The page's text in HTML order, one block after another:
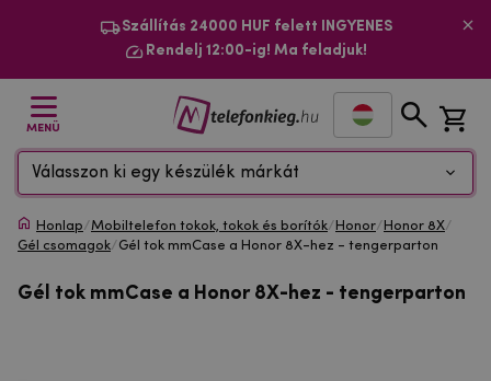
Szállítás 24000 HUF felett INGYENES
Rendelj 12:00-ig! Ma feladjuk!
MENÜ
Válasszon ki egy készülék márkát
Honlap/Mobiltelefon tokok, tokok és borítók/ Honor/ Honor 8X/
Gél csomagok/Gél tok mmCase a Honor 8X-hez - tengerparton
Gél tok mmCase a Honor 8X-hez - tengerparton